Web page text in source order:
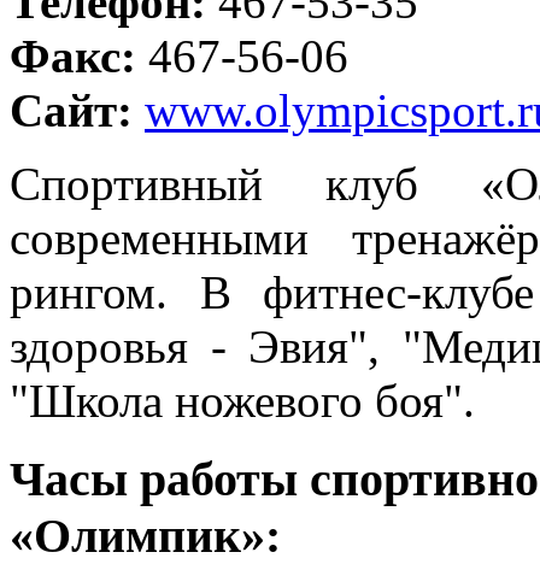
Факс: 467-56-06
Сайт:
Спортивный клуб
современными
рингом. В фитнес-
здоровья - Эвия",
"Школа ножевого боя".
Часы работы
«Олимпик»: